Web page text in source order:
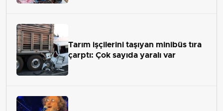
Tarım işçilerini taşıyan minibüs tıra
çarptı: Çok sayıda yaralı var